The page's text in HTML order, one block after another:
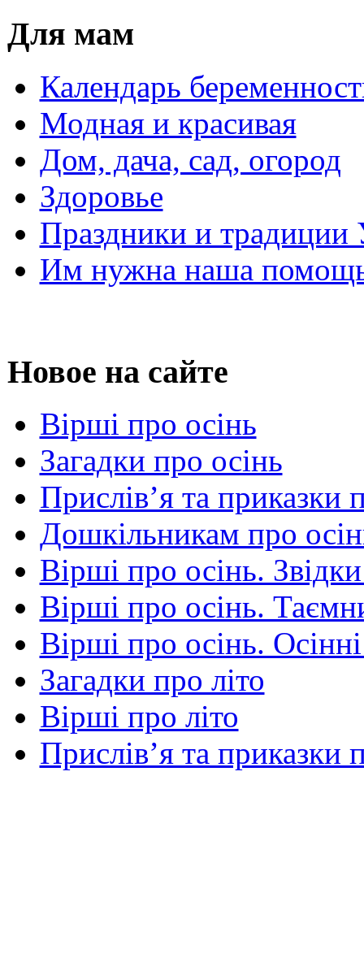
Для мам
Календарь
Модная и красивая
Дом, дача, сад, огород
Здоровье
Праздники и традиции
Им нужна наша
Новое на сайте
Вірші про осінь
Загадки про осінь
Прислів’я та приказки
Дошкільникам про
Вірші про осінь.
Вірші про осінь.
Вірші про осінь.
Загадки про літо
Вірші про літо
Прислів’я та приказки